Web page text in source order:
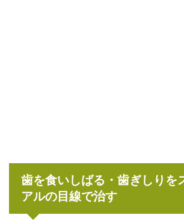
歯を食いしばる・歯ぎしりを
アルの目線で治す